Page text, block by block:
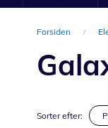
Forsiden
Sorter efter: